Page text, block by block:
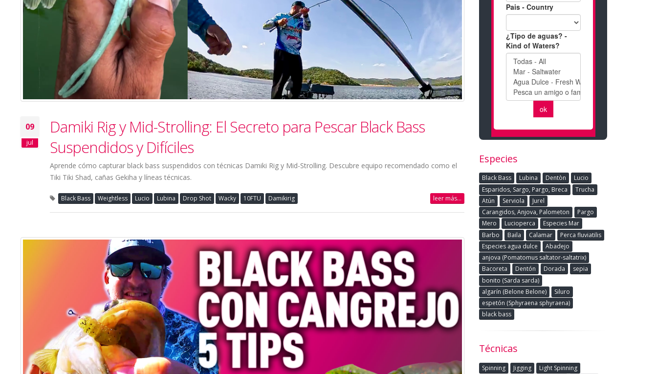
09
jul
Damiki Rig y Mid-Strolling: El Secreto para Pescar Black Bass
Suspendidos y Difíciles
Aprende cómo capturar black bass suspendidos con técnicas Damiki Rig y Mid-Strolling. Descubre equipo recomendado como el
Tiki Tiki Shad, cañas Gekiha y líneas técnicas.
Black Bass Weightless Lucio Lubina Drop Shot Wacky 10FTU Damikirig leer más...
Especies
Black Bass Lubina Dentòn
Lucio
Esparidos, Sargo, Pargo, Breca
Trucha
Atún
Serviola
Jurel
Carangidos, Anjova, Palometon
Pargo
Mero
Lucioperca
Especies Mar
Barbo
Baila Calamar
Perca fluviatilis
Especies agua dulce
Abadejo
anjova (Pomatomus saltator-saltatrix)
Bacoreta
Dentón Dorada
sepia
bonito (Sarda sarda)
algarín (Belone Belone)
Siluro
espetón (Sphyraena sphyraena)
black bass
Técnicas
Spinning Jigging
Light Spinning